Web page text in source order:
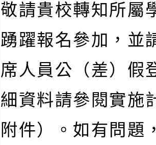
敬請貴校轉知所屬
踴躍報名參加，並
席人員公（差）假
細資料請參閱實施
附件）。如有問題